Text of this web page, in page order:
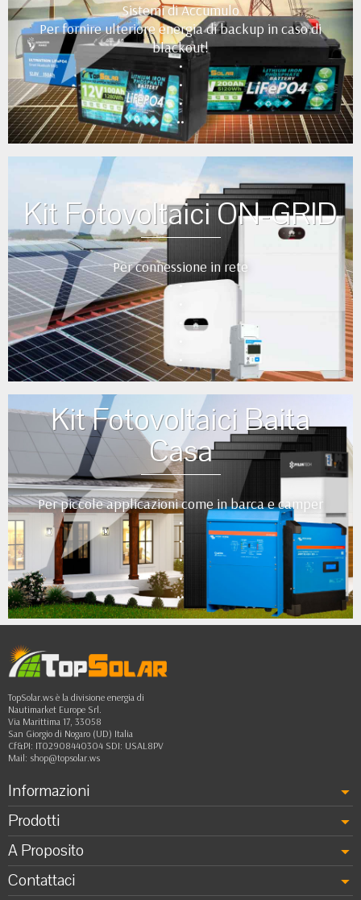
Sistemi di Accumulo
Per fornire ulteriore energia di backup in caso di
blackout!
•
•
•
••
Kit Fotovoltaici ON-GRID
Per connessione in rete
•
•
Kit Fotovoltaici Baita
Casa
Per piccole applicazioni come in barca e camper
•
•
•
•
••
TopSolar.ws è la divisione energia di
Nautimarket Europe Srl.
Via Marittima 17, 33058
San Giorgio di Nogaro (UD) Italia
Cf&PI: IT02908440304 SDI: USAL8PV
Mail: shop@topsolar.ws
Informazioni
Prodotti
A Proposito
Contattaci